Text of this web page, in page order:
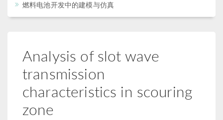
燃料电池开发中的建模与仿真
Analysis of slot wave
transmission
characteristics in scouring
zone